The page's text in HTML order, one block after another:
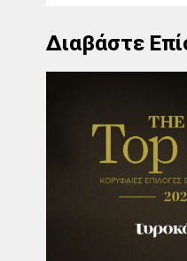
Διαβάστε